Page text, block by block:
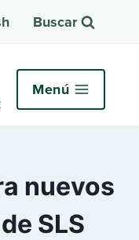
Buscar
Menú
nuevos
SLS